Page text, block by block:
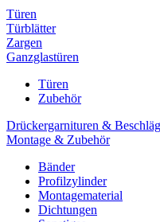
Türen
Türblätter
Zargen
Ganzglastüren
Türen
Zubehör
Drückergarnituren &
Montage & Zubehör
Bänder
Profilzylinder
Montagematerial
Dichtungen